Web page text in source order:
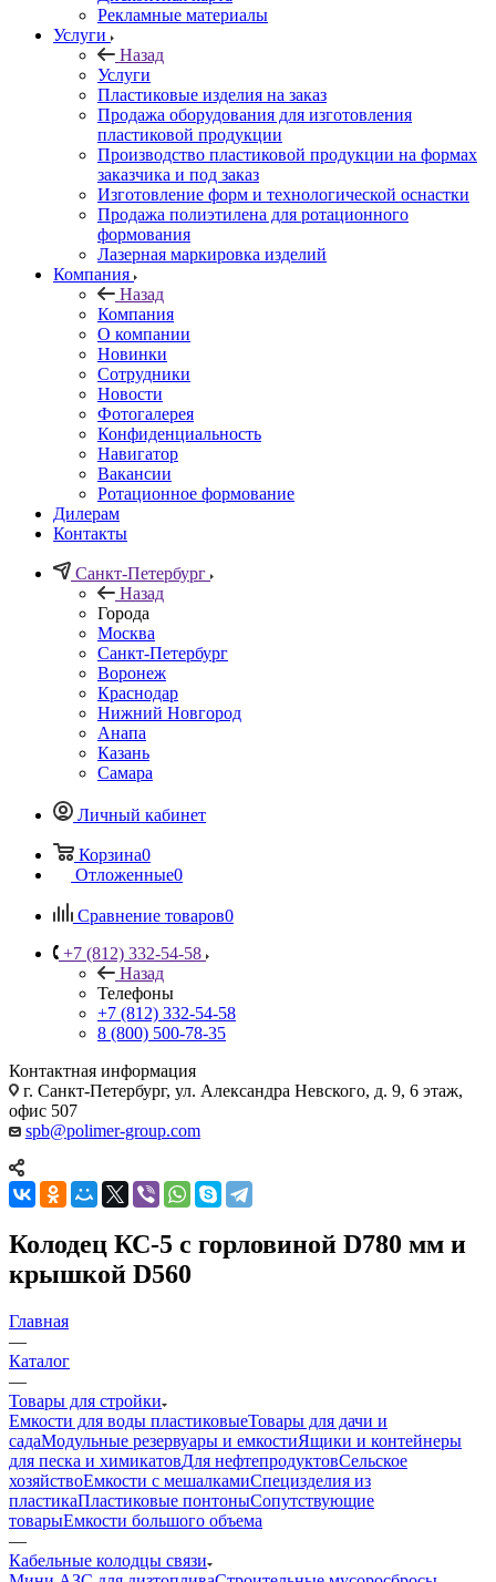
Рекламные материалы
Услуги
Назад
Услуги
Пластиковые изделия на заказ
Продажа оборудования для изготовления
пластиковой продукции
Производство пластиковой продукции на формах
заказчика и под заказ
Изготовление форм и технологической оснастки
Продажа полиэтилена для ротационного
формования
Лазерная маркировка изделий
Компания
Назад
Компания
О компании
Новинки
Сотрудники
Новости
Фотогалерея
Конфиденциальность
Навигатор
Вакансии
Ротационное формование
Дилерам
Контакты
Санкт-Петербург
Назад
Города
Москва
Санкт-Петербург
Воронеж
Краснодар
Нижний Новгород
Анапа
Казань
Самара
Личный кабинет
Корзина0
Отложенные0
Сравнение товаров0
+7 (812) 332-54-58
Назад
Телефоны
+7 (812) 332-54-58
8 (800) 500-78-35
Контактная информация
г. Санкт-Петербург, ул. Александра Невского, д. 9, 6 этаж,
офис 507
spb@polimer-group.com
Колодец КС-5 с горловиной D780 мм и
крышкой D560
Главная
—
Каталог
—
Товары для стройки
Емкости для воды пластиковыеТовары для дачи и
садаМодульные резервуары и емкостиЯщики и контейнеры
для песка и химикатовДля нефтепродуктовСельское
хозяйствоЕмкости с мешалкамиСпецизделия из
пластикаПластиковые понтоныСопутствующие
товарыЕмкости большого объема
—
Кабельные колодцы связи